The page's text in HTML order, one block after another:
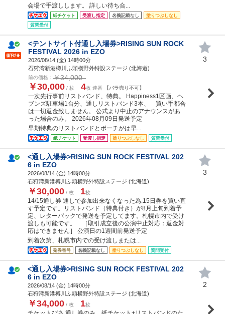
会場で手渡しします。 詳しい待ち合...
紙チケット 受渡し指定 名義記載なし
塗りつぶしなし
質問受付
<テントサイト付通し入場券>RISING SUN ROCK
FESTIVAL 2026 in EZO
2026/08/14 (金) 14時00分
石狩湾新港樽川ふ頭横野外特設ステージ (北海道)
前の価格： ￥34,000
￥30,000 / 枚 4枚 連番 【バラ売り不可】
一次先行事前リストバンド、特典。 Happiness1区画、ヘ
ブンズ駐車場1台分、通しリストバンド3本、 買い手都合
は一切返金致しません。 公式より中止のアナウンスがあ
った場合のみ。 2026年08月09日発送予定
早期特典のリストバンドとポーチがは早...
紙チケット 受渡し指定 塗りつぶしなし 質問受付
3
<通し入場券>RISING SUN ROCK FESTIVAL 202
6 in EZO
2026/08/14 (金) 14時00分
石狩湾新港樽川ふ頭横野外特設ステージ (北海道)
￥30,000 / 枚 1枚
14/15通し券 通しで参加出来なくなった為.15日券を買い直
す予定です。リストバンド（特典付き）が8月上旬到着予
定、レターパックで発送を予定してます。札幌市内で受け
渡しも可能です。 ［取引成立後の公演中止対応：返金対
応はできません］ 公演日の1週間前発送予定
到着次第、札幌市内での受け渡しまたは...
発券番号 名義記載なし 塗りつぶしなし 質問受付
3
<通し入場券>RISING SUN ROCK FESTIVAL 202
6 in EZO
2026/08/14 (金) 14時00分
石狩湾新港樽川ふ頭横野外特設ステージ (北海道)
￥34,000 / 枚 1枚
2